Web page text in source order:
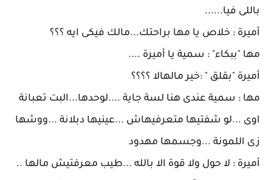
باللى فيا......
أميرة : خلاص يا مها براحتك...مالك فيكى ايه ؟؟؟
مها "ببكاء" : سمية يا أميرة ....
أميرة "بقلق " :خير مالهالا ؟؟؟؟
مها : سمية عندى هنا لسة جاية ....لوحدها...البت تعبانة
اوى ...لو شفتيها متعرفيهاش ...عينيها دبلانة ...ووشها
زى اللمونة ...وجسمها مهدود
أميرة : لا حول ولا قوة الا بالله ...طيب معرفتيش مالها ..